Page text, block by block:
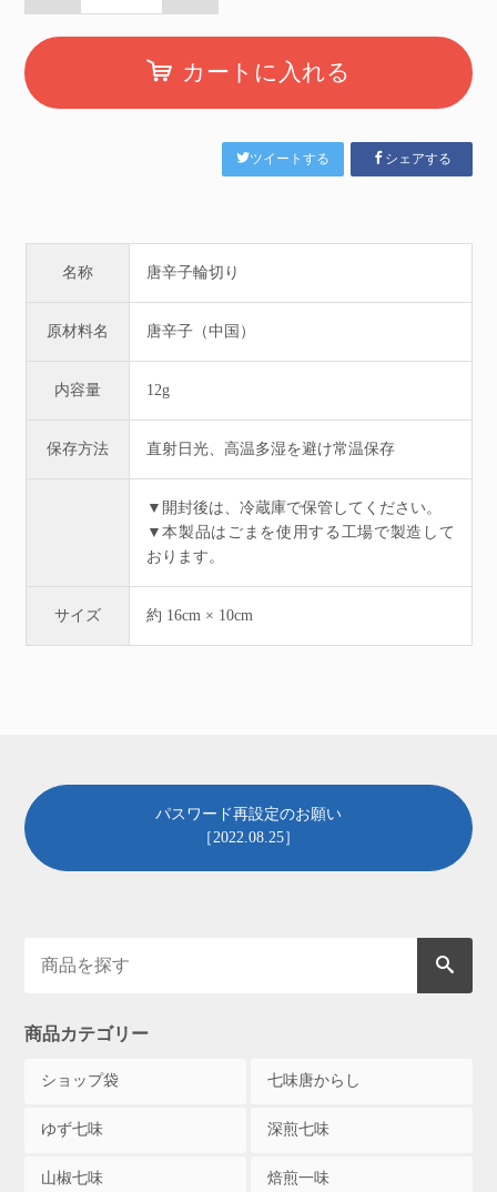
カートに入れる
ツイートする シェアする
名称 唐辛子輪切り
原材料名 唐辛子（中国）
内容量 12g
保存方法 直射日光、高温多湿を避け常温保存
▼開封後は、冷蔵庫で保管してください。
▼本製品はごまを使用する工場で製造して
おります。
サイズ 約 16cm × 10cm
パスワード再設定のお願い
［2022.08.25］
商品カテゴリー
ショップ袋 七味唐からし
ゆず七味 深煎七味
山椒七味 焙煎一味